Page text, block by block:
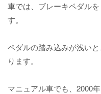
車では、ブレーキペダル
す。
ペダルの踏み込みが浅い
ります。
マニュアル車でも、2000